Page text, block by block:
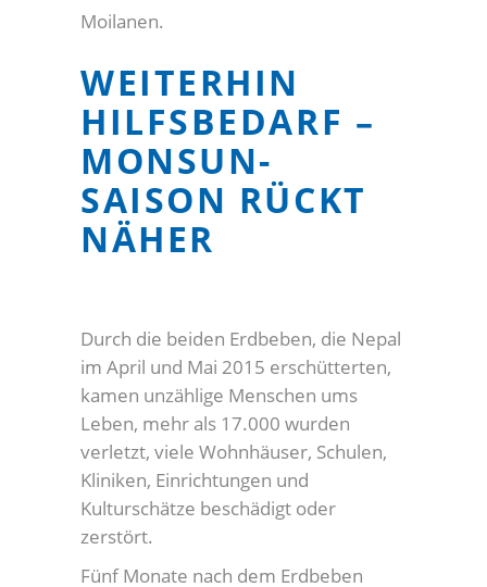
Moilanen.
WEITERHIN
HILFSBEDARF –
MONSUN-
SAISON RÜCKT
NÄHER
Durch die beiden Erdbeben, die Nepal
im April und Mai 2015 erschütterten,
kamen unzählige Menschen ums
Leben, mehr als 17.000 wurden
verletzt, viele Wohnhäuser, Schulen,
Kliniken, Einrichtungen und
Kulturschätze beschädigt oder
zerstört.
Fünf Monate nach dem Erdbeben